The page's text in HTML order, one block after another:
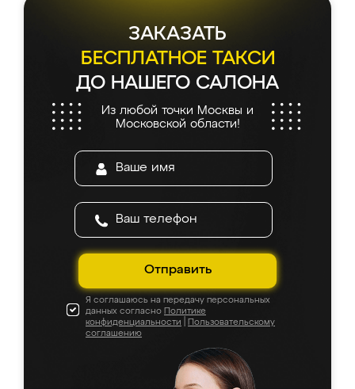
ЗАКАЗАТЬ
БЕСПЛАТНОЕ ТАКСИ
ДО НАШЕГО САЛОНА
Из любой точки Москвы и
Московской области!
Отправить
Я соглашаюсь на передачу персональных
данных согласно Политике
конфиденциальности
Пользовательскому
соглашению